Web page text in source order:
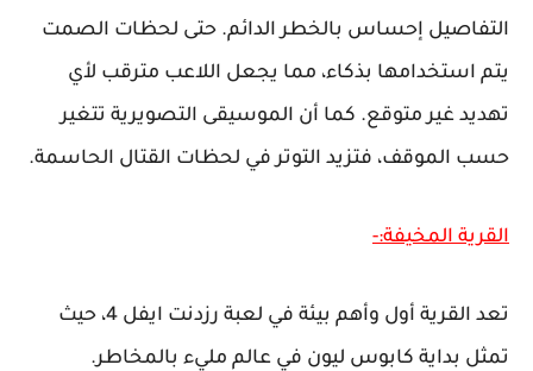
التفاصيل إحساس بالخطر الدائم. حتى لحظات الصمت
يتم استخدامها بذكاء، مما يجعل اللاعب مترقب لأي
تهديد غير متوقع. كما أن الموسيقى التصويرية تتغير
حسب الموقف، فتزيد التوتر في لحظات القتال الحاسمة.
القرية المخيفة:-
تعد القرية أول وأهم بيئة في لعبة رزدنت ايفل 4، حيث
تمثل بداية كابوس ليون في عالم مليء بالمخاطر.